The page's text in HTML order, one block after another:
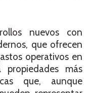
nuevos con
que ofrecen
operativos en
más
que, aunque